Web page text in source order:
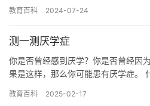
料。 …
教育百科 2024-07-24
测一测厌学症
你是否曾经感到厌学？你是否曾经因
果是这样，那么你可能患有厌学症。
在…
教育百科 2025-02-17